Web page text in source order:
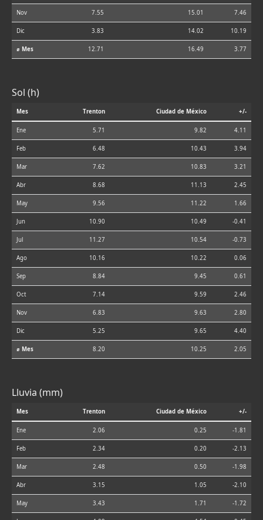
Nov 7.55 15.01 7.46
Dic 3.83 14.02 10.19
⌀ Mes 12.71 16.49 3.77
Sol (h)
Mes Trenton Ciudad de México +/-
Ene 5.71 9.82 4.11
Feb 6.48 10.43 3.94
Mar 7.62 10.83 3.21
Abr 8.68 11.13 2.45
May 9.56 11.22 1.66
Jun 10.90 10.49 -0.41
Jul 11.27 10.54 -0.73
Ago 10.16 10.22 0.06
Sep 8.84 9.45 0.61
Oct 7.14 9.59 2.46
Nov 6.83 9.63 2.80
Dic 5.25 9.65 4.40
⌀ Mes 8.20 10.25 2.05
Lluvia (mm)
Mes Trenton Ciudad de México +/-
Ene 2.06 0.25 -1.81
Feb 2.34 0.20 -2.13
Mar 2.48 0.50 -1.98
Abr 3.15 1.05 -2.10
May 3.43 1.71 -1.72